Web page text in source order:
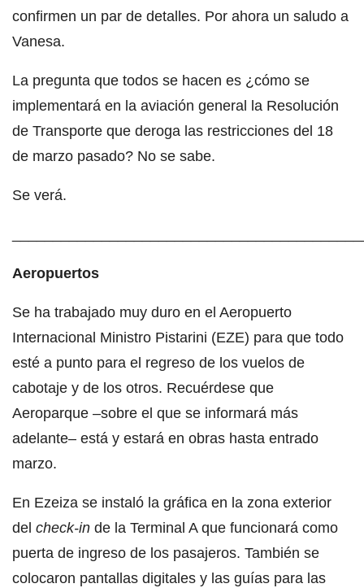
confirmen un par de detalles. Por ahora un saludo a
Vanesa.
La pregunta que todos se hacen es ¿cómo se
implementará en la aviación general la Resolución
de Transporte que deroga las restricciones del 18
de marzo pasado? No se sabe.
Se verá.
Aeropuertos
Se ha trabajado muy duro en el Aeropuerto
Internacional Ministro Pistarini (EZE) para que todo
esté a punto para el regreso de los vuelos de
cabotaje y de los otros. Recuérdese que
Aeroparque –sobre el que se informará más
adelante– está y estará en obras hasta entrado
marzo.
En Ezeiza se instaló la gráfica en la zona exterior
del check-in de la Terminal A que funcionará como
puerta de ingreso de los pasajeros. También se
colocaron pantallas digitales y las guías para las